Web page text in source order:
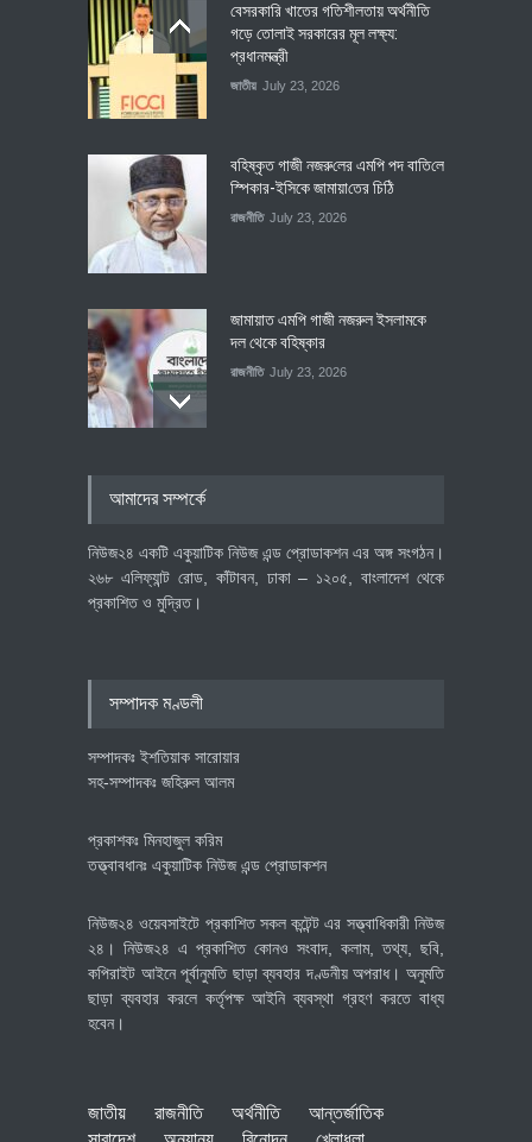
বেসরকারি খাতের গতিশীলতায় অর্থনীতি
গড়ে তোলাই সরকারের মূল লক্ষ্য:
প্রধানমন্ত্রী
জাতীয় July 23, 2026
বহিষ্কৃত গাজী নজরু‌লের এম‌পি পদ বা‌তি‌লে
স্পিকার-ইসিকে জামায়া‌তের চি‌ঠি
রাজনীতি July 23, 2026
জামায়াত এমপি গাজী নজরুল ইসলামকে
দল থেকে বহিষ্কার
রাজনীতি July 23, 2026
আমাদের সম্পর্কে
নিউজ২৪ একটি একুয়াটিক নিউজ এন্ড প্রোডাকশন এর অঙ্গ সংগঠন।
২৬৮ এলিফ্যান্ট রোড, কাঁটাবন, ঢাকা – ১২০৫, বাংলাদেশ থেকে
প্রকাশিত ও মুদ্রিত।
সম্পাদক মণ্ডলী
সম্পাদকঃ ইশতিয়াক সারোয়ার
সহ-সম্পাদকঃ জহিরুল আলম
প্রকাশকঃ মিনহাজুল করিম
তত্ত্বাবধানঃ একুয়াটিক নিউজ এন্ড প্রোডাকশন
নিউজ২৪ ওয়েবসাইটে প্রকাশিত সকল কন্টেন্ট এর সত্ত্বাধিকারী নিউজ
২৪। নিউজ২৪ এ প্রকাশিত কোনও সংবাদ, কলাম, তথ্য, ছবি,
কপিরাইট আইনে পূর্বানুমতি ছাড়া ব্যবহার দণ্ডনীয় অপরাধ। অনুমতি
ছাড়া ব্যবহার করলে কর্তৃপক্ষ আইনি ব্যবস্থা গ্রহণ করতে বাধ্য
হবেন।
জাতীয় রাজনীতি অর্থনীতি
আন্তর্জাতিক